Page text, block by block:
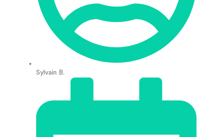
Sylvain B.